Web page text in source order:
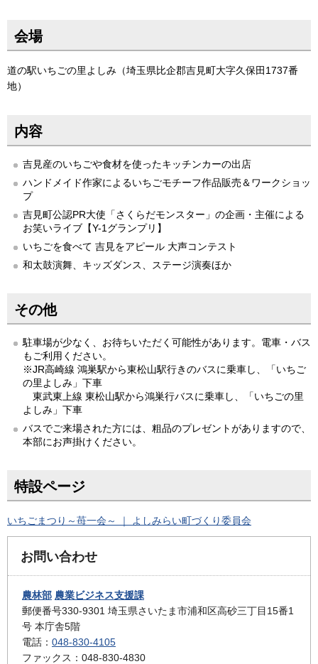
会場
道の駅いちごの里よしみ（埼玉県比企郡吉見町大字久保田1737番
地）
内容
吉見産のいちごや食材を使ったキッチンカーの出店
ハンドメイド作家によるいちごモチーフ作品販売＆ワークショッ
プ
吉見町公認PR大使「さくらだモンスター」の企画・主催による
お笑いライブ【Y-1グランプリ】
いちごを食べて 吉見をアピール 大声コンテスト
和太鼓演舞、キッズダンス、ステージ演奏ほか
その他
駐車場が少なく、お待ちいただく可能性があります。電車・バス
もご利用ください。
※JR高崎線 鴻巣駅から東松山駅行きのバスに乗車し、「いちご
の里よしみ」下車
東武東上線 東松山駅から鴻巣行バスに乗車し、「いちごの里
よしみ」下車
バスでご来場された方には、粗品のプレゼントがありますので、
本部にお声掛けください。
特設ページ
いちごまつり～苺一会～ ｜ よしみらい町づくり委員会
お問い合わせ
農林部 農業ビジネス支援課
郵便番号330-9301 埼玉県さいたま市浦和区高砂三丁目15番1
号 本庁舎5階
電話： 048-830-4105
ファックス：048-830-4830